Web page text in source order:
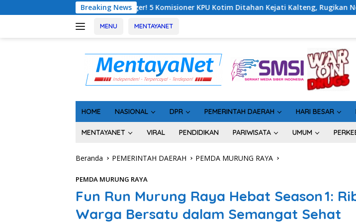
ke
Breaking News
Geger! 5 Komisioner KPU Kotim Ditahan Kejati Kalteng, Rugikan Negara Rp10 Miliar dari Dana
MENU MENTAYANET
HOME NASIONAL DPR PEMERINTAH DAERAH HARI BESAR
MENTAYANET VIRAL PENDIDIKAN PARIWISATA UMUM
Beranda PEMERINTAH DAERAH PEMDA MURUNG RAYA
PEMDA MURUNG RAYA
Fun Run Murung Raya Hebat Season 1:
Warga Bersatu dalam Semangat Sehat